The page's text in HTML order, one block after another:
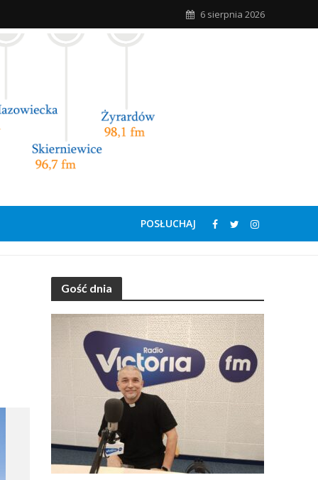
6 sierpnia 2026
POSŁUCHAJ
Gość dnia